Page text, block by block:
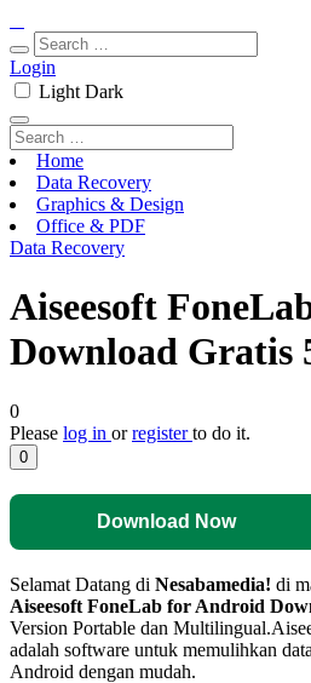
Login
Light Dark
Home
Data Recovery
Graphics & Design
Office & PDF
Data Recovery
Aiseesoft
Download Gratis
0
Please log in orregisterto do it.
0
Download Now
Selamat Datang di Nesabamedia! di
Aiseesoft FoneLab for Android
Version Portable dan Multilingual.
adalah software untuk memulihkan
Android dengan mudah.